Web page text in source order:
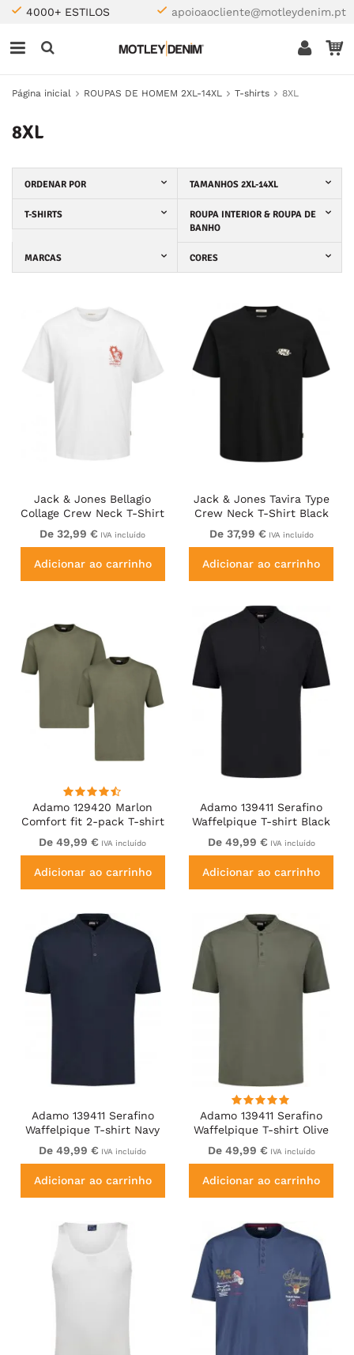
4000+ ESTILOS apoioaocliente@motleydenim.pt
Página inicial ROUPAS DE HOMEM 2XL-14XL T-shirts 8XL
8XL
ORDENAR POR TAMANHOS 2XL-14XL
T-SHIRTS
ROUPA INTERIOR & ROUPA DE
BANHO
MARCAS CORES
Jack & Jones Bellagio
Collage Crew Neck T-Shirt
Bright White
De 32,99 € IVA incluído
Adicionar ao carrinho
Jack & Jones Tavira Type
Crew Neck T-Shirt Black
De 37,99 € IVA incluído
Adicionar ao carrinho
Adamo 129420 Marlon
Comfort fit 2-pack T-shirt
Olive Green
De 49,99 € IVA incluído
Adicionar ao carrinho
Adamo 139411 Serafino
Waffelpique T-shirt Black
De 49,99 € IVA incluído
Adicionar ao carrinho
Adamo 139411 Serafino
Waffelpique T-shirt Navy
De 49,99 € IVA incluído
Adicionar ao carrinho
Adamo 139411 Serafino
Waffelpique T-shirt Olive
Green
De 49,99 € IVA incluído
Adicionar ao carrinho